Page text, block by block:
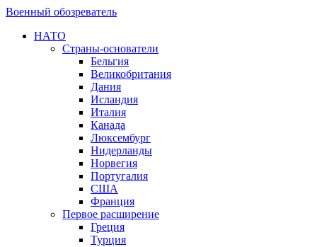
Военный обозреватель
НАТО
Страны-основатели
Бельгия
Великобритания
Дания
Исландия
Италия
Канада
Люксембург
Нидерланды
Норвегия
Португалия
США
Франция
Первое расширение
Греция
Турция